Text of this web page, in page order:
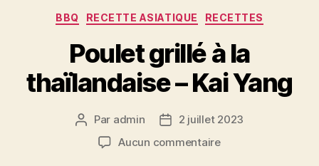
Catégories
BBQ RECETTE ASIATIQUE RECETTES
Poulet grillé à la
thaïlandaise – Kai Yang
Auteur
l’article
Par admin
Date2 juillet 2023
Aucun commentairesur